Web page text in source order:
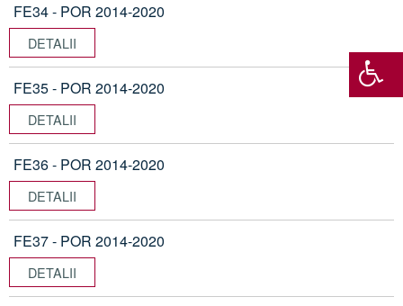
FE34 - POR 2014-2020
DETALII
FE35 - POR 2014-2020
DETALII
FE36 - POR 2014-2020
DETALII
FE37 - POR 2014-2020
DETALII